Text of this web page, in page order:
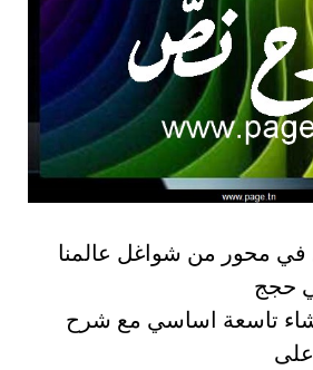
في محور من شواغل عالمنا
تاسعة اساسي مع شرح